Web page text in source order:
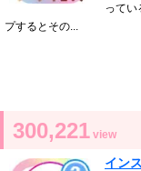
ってい
プするとその...
300,221 view
イン